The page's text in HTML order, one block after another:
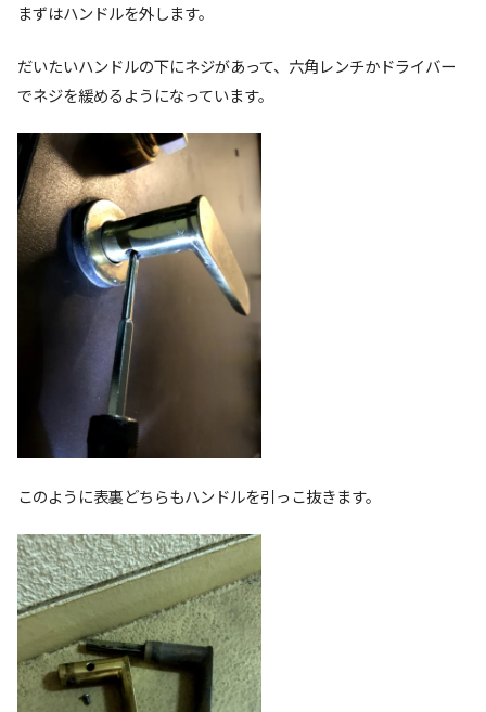
まずはハンドルを外します。
だいたいハンドルの下にネジがあって、六角レンチかドライバー
でネジを緩めるようになっています。
このように表裏どちらもハンドルを引っこ抜きます。